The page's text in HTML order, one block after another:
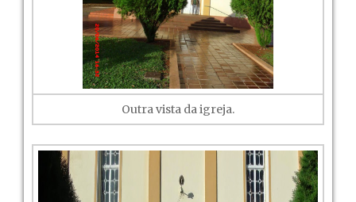
Outra vista da igreja.